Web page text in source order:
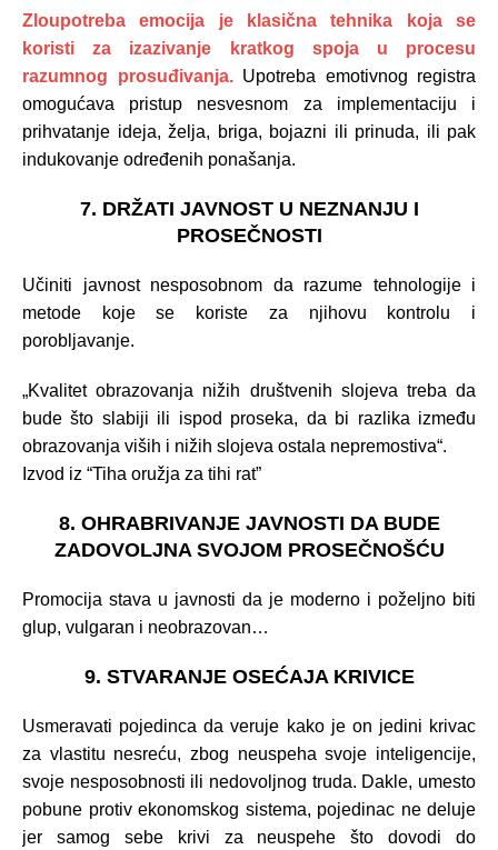
Zloupotreba emocija je klasična tehnika koja se
koristi za izazivanje kratkog spoja u procesu
razumnog prosuđivanja.Upotreba emotivnog registra
omogućava pristup nesvesnom za implementaciju i
prihvatanje ideja, želja, briga, bojazni ili prinuda, ili pak
indukovanje određenih ponašanja.
7. DRŽATI JAVNOST U NEZNANJU I
PROSEČNOSTI
Učiniti javnost nesposobnom da razume tehnologije i
metode koje se koriste za njihovu kontrolu i
porobljavanje.
„Kvalitet obrazovanja nižih društvenih slojeva treba da
bude što slabiji ili ispod proseka, da bi razlika između
obrazovanja viših i nižih slojeva ostala nepremostiva“.
Izvod iz “Tiha oružja za tihi rat”
8. OHRABRIVANJE JAVNOSTI DA BUDE
ZADOVOLJNA SVOJOM PROSEČNOŠĆU
Promocija stava u javnosti da je moderno i poželjno biti
glup, vulgaran i neobrazovan…
9. STVARANJE OSEĆAJA KRIVICE
Usmeravati pojedinca da veruje kako je on jedini krivac
za vlastitu nesreću, zbog neuspeha svoje inteligencije,
svoje nesposobnosti ili nedovoljnog truda. Dakle, umesto
pobune protiv ekonomskog sistema, pojedinac ne deluje
jer samog sebe krivi za neuspehe što dovodi do